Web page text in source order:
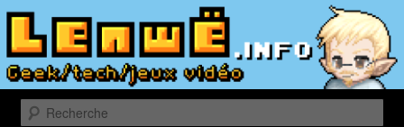
Aller
contenu
principal
Aller
contenu
secondaireLenwë – Culture geek, tech et jeux
vidéo
Classement des meilleurs joueurs au Quizz World of Warcraft
Recherche